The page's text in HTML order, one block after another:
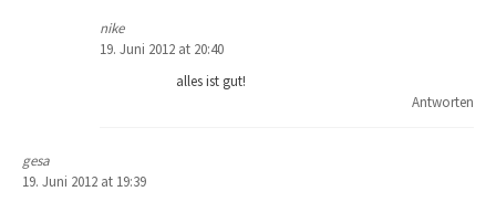
nike
19. Juni 2012 at 20:40
alles ist gut!
Antworten
gesa
19. Juni 2012 at 19:39